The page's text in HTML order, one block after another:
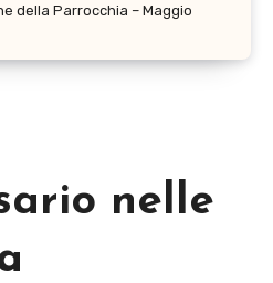
della Parrocchia – Maggio
nelle